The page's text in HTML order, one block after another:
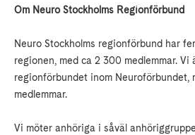
Om Neuro Stockholms Regionförbund
Neuro Stockholms regionförbund har
regionen, med ca 2 300 medlemmar.
regionförbundet inom Neuroförbundet,
medlemmar.
Vi möter anhöriga i såväl